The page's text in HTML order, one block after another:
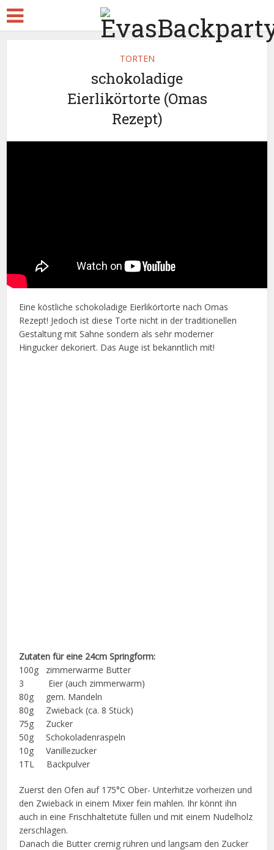
TORTEN
schokoladige
Eierlikörtorte (Omas
Rezept)
Eine köstliche schokoladige Eierlikörtorte nach Omas
Rezept! Jedoch ist diese Torte nicht in der traditionellen
Gestaltung mit Sahne sondern als sehr moderner
Hingucker dekoriert. Das Auge ist bekanntlich mit!
Zutaten für eine 24cm Springform:
100g zimmerwarme Butter
3 Eier (auch zimmerwarm)
80g gem. Mandeln
80g Zwieback (ca. 8 Stück)
75g Zucker
50g Schokoladenraspeln
10g Vanillezucker
1TL Backpulver
Zuerst den Ofen auf 175°C Ober- Unterhitze vorheizen und
den Zwieback in einem Mixer fein mahlen. Ihr könnt ihn
auch in eine Frischhaltetüte füllen und mit einem Nudelholz
zerschlagen.
Danach die Butter cremig rühren und langsam den Zucker